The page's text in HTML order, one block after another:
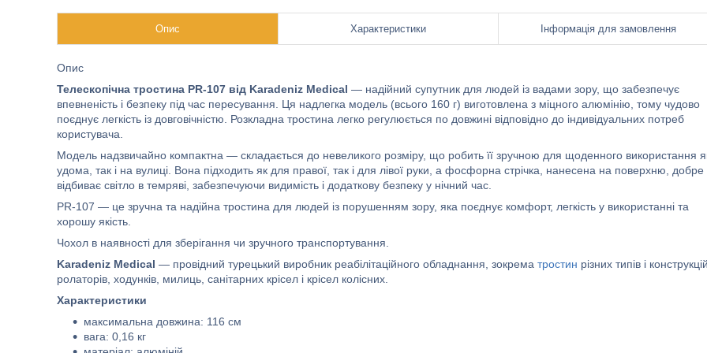
Опис Характеристики Інформація для замовлення
Опис
Телескопічна тростина PR-107 від Karadeniz Medical — надійний супутник для людей із вадами зору, що забезпечує
впевненість і безпеку під час пересування. Ця надлегка модель (всього 160 г) виготовлена з міцного алюмінію, тому чудово
поєднує легкість із довговічністю. Розкладна тростина легко регулюється по довжині відповідно до індивідуальних потреб
користувача.
Модель надзвичайно компактна — складається до невеликого розміру, що робить її зручною для щоденного використання
удома, так і на вулиці. Вона підходить як для правої, так і для лівої руки, а фосфорна стрічка, нанесена на поверхню, добре
відбиває світло в темряві, забезпечуючи видимість і додаткову безпеку у нічний час.
PR-107 — це зручна та надійна тростина для людей із порушенням зору, яка поєднує комфорт, легкість у використанні та
хорошу якість.
Чохол в наявності для зберігання чи зручного транспортування.
Karadeniz Medical — провідний турецький виробник реабілітаційного обладнання, зокрема тростин різних типів і
ролаторів, ходунків, милиць, санітарних крісел і крісел колісних.
Характеристики
максимальна довжина: 116 см
вага: 0,16 кг